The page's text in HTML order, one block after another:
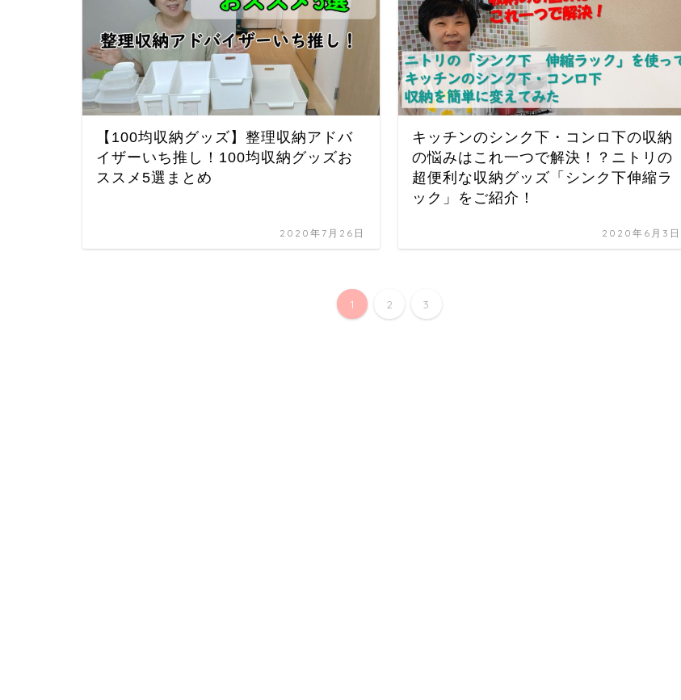
【100均収納グッズ】整理収納アドバ
イザーいち推し！100均収納グッズお
ススメ5選まとめ
2020年7月26日
キッチンのシンク下・コンロ下の収納
の悩みはこれ一つで解決！？ニトリの
超便利な収納グッズ「シンク下伸縮ラ
ック」をご紹介！
2020年6月3日
1 2 3